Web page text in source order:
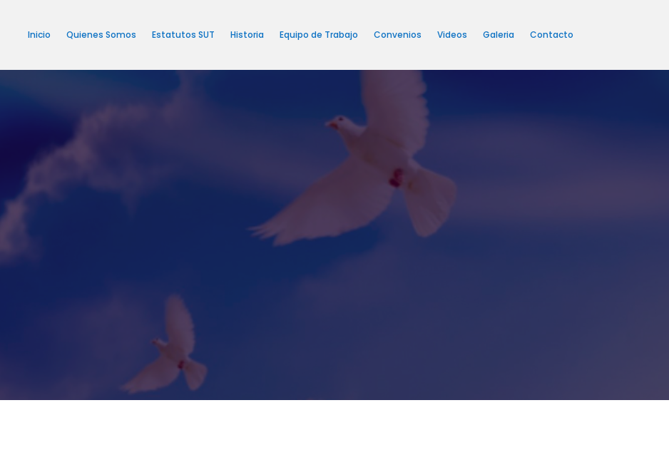
Inicio Quienes Somos Estatutos SUT Historia Equipo de Trabajo Convenios Videos Galeria Contacto